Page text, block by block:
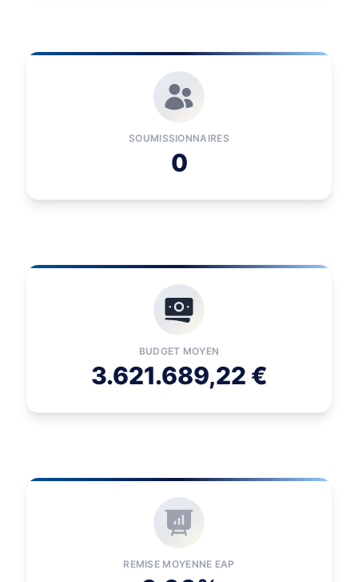
SOUMISSIONNAIRES
0
BUDGET MOYEN
3.621.689,22 €
REMISE MOYENNE EAP